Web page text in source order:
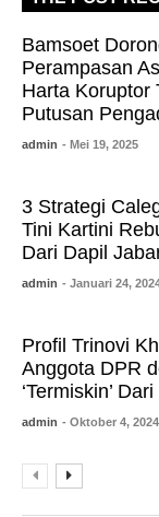
Bamsoet
Perampasan
Harta Koruptor
Putusan
admin - Mei 19, 2025
3 Strategi
Tini Kartini
Dari Dapil
admin - Januari 24,
Profil Trinovi
Anggota DPR
‘Termiskin’
admin - Oktober 4, 2024